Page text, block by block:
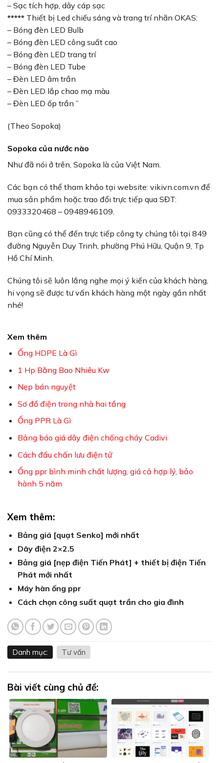
– Sạc tích hợp, dây cáp sạc
***** Thiết bị Led chiếu sáng và trang trí nhãn OKAS:
– Bóng đèn LED Bulb
– Bóng đèn LED công suất cao
– Bóng đèn LED trang trí
– Bóng đèn LED Tube
– Đèn LED âm trần
– Đèn LED lắp chao mạ màu
– Đèn LED ốp trần ”
(Theo Sopoka)
Sopoka của nước nào
Như đã nói ở trên, Sopoka là của Việt Nam.
Các bạn có thể tham khảo tại website: vikivn.com.vn để
mua sản phẩm hoặc trao đổi trực tiếp qua SĐT:
0933320468 – 0948946109.
Bạn cũng có thể đến trực tiếp công ty chúng tôi tại 849
đường Nguyễn Duy Trinh, phường Phú Hữu, Quận 9, Tp
Hồ Chí Minh.
Chúng tôi sẽ luôn lắng nghe mọi ý kiến của khách hàng,
hi vọng sẽ được tư vấn khách hàng một ngày gần nhất
nhé!
Xem thêm
Ống HDPE Là Gì
1 Hp Bằng Bao Nhiêu Kw
Nẹp bán nguyệt
Sơ đồ điện trong nhà hai tầng
Ống PPR Là Gì
Bảng báo giá dây điện chống cháy Cadivi
Cách đấu chấn lưu điện tử
Ống ppr bình minh chất lượng, giá cả hợp lý, bảo
hành 5 năm
Xem thêm:
Bảng giá [quạt Senko] mới nhất
Dây điện 2×2.5
Bảng giá [nẹp điện Tiến Phát] + thiết bị điện Tiến
Phát mới nhất
Máy hàn ống ppr
Cách chọn công suất quạt trần cho gia đình
Danh mục: Tư vấn
Bài viết cùng chủ đề: